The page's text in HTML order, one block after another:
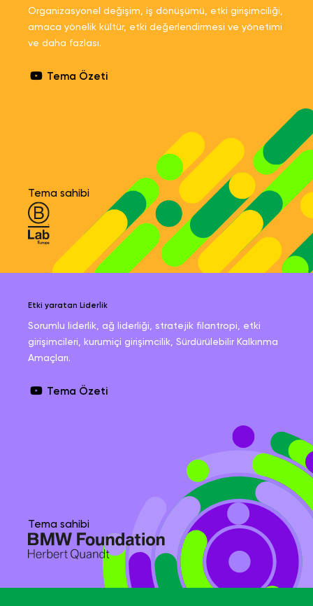
Organizasyonel değişim, iş dönüşümü, etki girişimciliği,
amaca yönelik kültür, etki değerlendirmesi ve yönetimi
ve daha fazlası.
Tema Özeti
Tema sahibi
Etki yaratan Liderlik
Sorumlu liderlik, ağ liderliği, stratejik filantropi, etki
girişimcileri, kurumiçi girişimcilik, Sürdürülebilir Kalkınma
Amaçları.
Tema Özeti
Tema sahibi